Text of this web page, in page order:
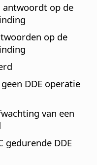
antwoordt op de
op de
DDE operatie
van een
gedurende DDE